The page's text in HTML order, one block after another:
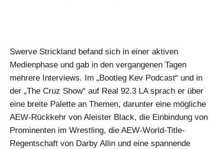
Swerve Strickland befand sich in einer aktiven
Medienphase und gab in den vergangenen Tagen
mehrere Interviews. Im „Bootleg Kev Podcast“ und in
der „The Cruz Show“ auf Real 92.3 LA sprach er über
eine breite Palette an Themen, darunter eine mögliche
AEW-Rückkehr von Aleister Black, die Einbindung von
Prominenten im Wrestling, die AEW-World-Title-
Regentschaft von Darby Allin und eine spannende